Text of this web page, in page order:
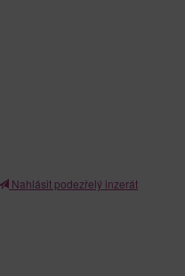
Nahlásit podezřelý inzerát